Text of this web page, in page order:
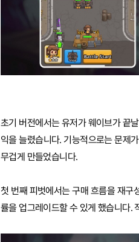
초기 버전에서는 유저가 웨이브가 끝
익을 늘렸습니다. 기능적으로는 문제
무겁게 만들었습니다.
첫 번째 피벗에서는 구매 흐름을 재구
률을 업그레이드할 수 있게 했습니다.